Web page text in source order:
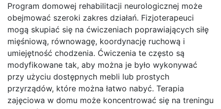
Program domowej rehabilitacji neurologicznej może
obejmować szeroki zakres działań. Fizjoterapeuci
mogą skupiać się na ćwiczeniach poprawiających siłę
mięśniową, równowagę, koordynację ruchową i
umiejętność chodzenia. Ćwiczenia te często są
modyfikowane tak, aby można je było wykonywać
przy użyciu dostępnych mebli lub prostych
przyrządów, które można łatwo nabyć. Terapia
zajęciowa w domu może koncentrować się na treningu